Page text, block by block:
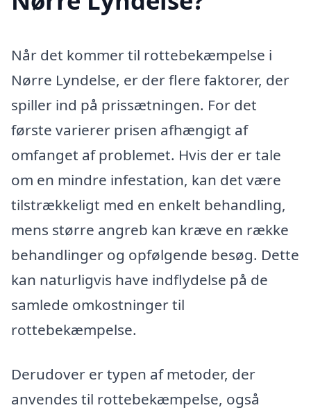
Når det kommer til rottebekæmpelse i
Nørre Lyndelse, er der flere faktorer, der
spiller ind på prissætningen. For det
første varierer prisen afhængigt af
omfanget af problemet. Hvis der er tale
om en mindre infestation, kan det være
tilstrækkeligt med en enkelt behandling,
mens større angreb kan kræve en række
behandlinger og opfølgende besøg. Dette
kan naturligvis have indflydelse på de
samlede omkostninger til
rottebekæmpelse.
Derudover er typen af metoder, der
anvendes til rottebekæmpelse, også